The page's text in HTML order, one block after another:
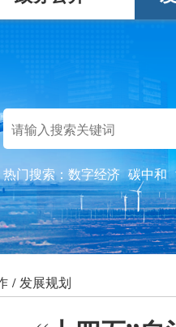
热门搜索： 数字经济 碳中和
/ 发展规划